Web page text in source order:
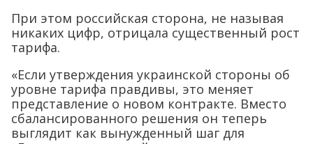
При этом российская сторона, не называя
никаких цифр, отрицала существенный рост
тарифа.
«Если утверждения украинской стороны об
уровне тарифа правдивы, это меняет
представление о новом контракте. Вместо
сбалансированного решения он теперь
выглядит как вынужденный шаг для